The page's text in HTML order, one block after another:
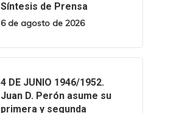
Síntesis de Prensa
6 de agosto de 2026
4 DE JUNIO 1946/1952.
Juan D. Perón asume su
primera y segunda